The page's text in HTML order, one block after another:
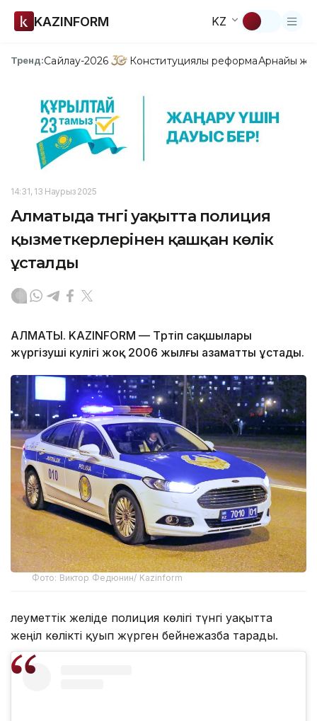
KAZINFORM KZ
Тренд:Сайлау-2026 Конституциялық реформаАрнайы
14:31, 13 Наурыз 2025
Алматыда түнгі уақытта полиция
қызметкерлерінен қашқан көлік
ұсталды
АЛМАТЫ. KAZINFORM — Тәртіп сақшылары
жүргізуші куәлігі жоқ 2006 жылғы азаматты ұстады.
Фото: Виктор Федюнин/ Kazinform
Әлеуметтік желіде полиция көлігі түнгі уақытта
жеңіл көлікті қуып жүрген бейнежазба тарады.